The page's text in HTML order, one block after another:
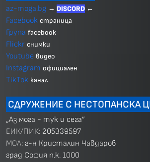
az-moga.bg → DISCORD ←
Facebook страница
Група facebook
Flickr снимки
Youtube видео
Instagram официален
TikTok канал
СДРУЖЕНИЕ С НЕСТОПАНСКА
„Аз мога - тук и сега”
ЕИК/ПИК: 205339597
МОЛ: г-н Кристалин Чавдаров
град София п.к. 1000